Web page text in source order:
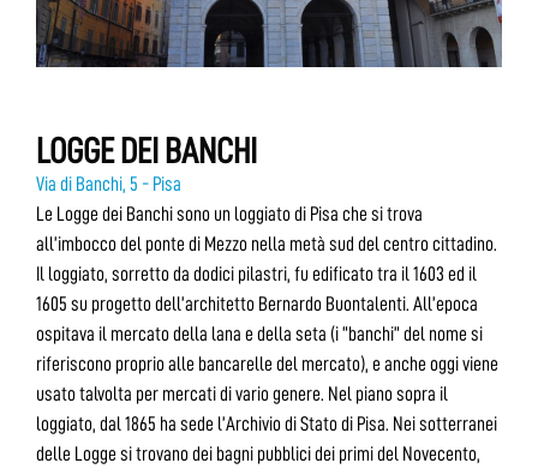
LOGGE DEI BANCHI
Via di Banchi, 5 - Pisa
Le Logge dei Banchi sono un loggiato di Pisa che si trova
all’imbocco del ponte di Mezzo nella metà sud del centro cittadino.
Il loggiato, sorretto da dodici pilastri, fu edificato tra il 1603 ed il
1605 su progetto dell’architetto Bernardo Buontalenti. All’epoca
ospitava il mercato della lana e della seta (i “banchi” del nome si
riferiscono proprio alle bancarelle del mercato), e anche oggi viene
usato talvolta per mercati di vario genere. Nel piano sopra il
loggiato, dal 1865 ha sede l’Archivio di Stato di Pisa. Nei sotterranei
delle Logge si trovano dei bagni pubblici dei primi del Novecento,